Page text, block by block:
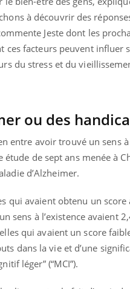
à découvrir des
Jeste dont les
facteurs peuvent influer
du stress et du
ou des
entre avoir trouvé un sens
de sept ans menée à
d’Alzheimer.
qui avaient obtenu un score
sens à l’existence avaient
qui avaient un score
dans la vie et d’une
léger” (“MCI”).